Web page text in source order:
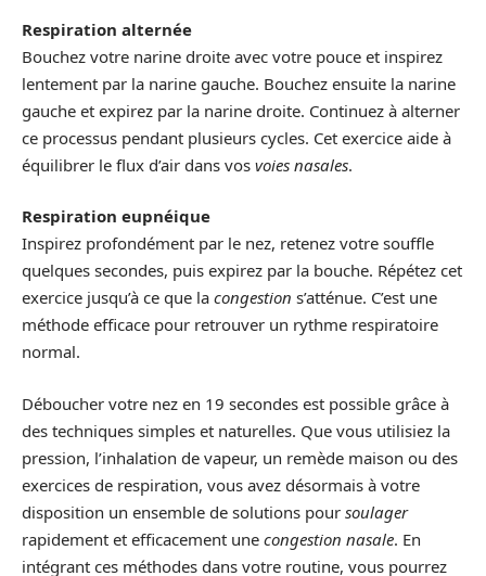
Respiration alternée
Bouchez votre narine droite avec votre pouce et inspirez
lentement par la narine gauche. Bouchez ensuite la narine
gauche et expirez par la narine droite. Continuez à alterner
ce processus pendant plusieurs cycles. Cet exercice aide à
équilibrer le flux d’air dans vos voies nasales.
Respiration eupnéique
Inspirez profondément par le nez, retenez votre souffle
quelques secondes, puis expirez par la bouche. Répétez cet
exercice jusqu’à ce que la congestion s’atténue. C’est une
méthode efficace pour retrouver un rythme respiratoire
normal.
Déboucher votre nez en 19 secondes est possible grâce à
des techniques simples et naturelles. Que vous utilisiez la
pression, l’inhalation de vapeur, un remède maison ou des
exercices de respiration, vous avez désormais à votre
disposition un ensemble de solutions pour soulager
rapidement et efficacement une congestion nasale. En
intégrant ces méthodes dans votre routine, vous pourrez